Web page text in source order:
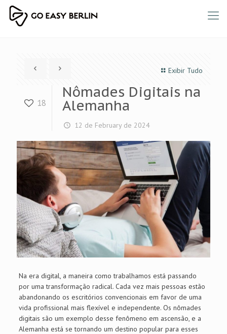
Exibir Tudo
18
Nômades Digitais na
Alemanha
12 de February de 2024
Na era digital, a maneira como trabalhamos está passando
por uma transformação radical. Cada vez mais pessoas estão
abandonando os escritórios convencionais em favor de uma
vida profissional mais flexível e independente. Os nômades
digitais são um exemplo desse fenômeno em ascensão, e a
Alemanha está se tornando um destino popular para esses